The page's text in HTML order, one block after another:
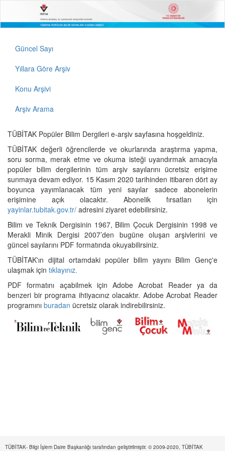
Güncel Sayı
Yıllara Göre Arşiv
Konu Arşivi
Arşiv Arama
TÜBİTAK Popüler Bilim Dergileri e-arşiv sayfasına hoşgeldiniz.
TÜBİTAK değerli öğrencilerde ve okurlarında araştırma yapma,
soru sorma, merak etme ve okuma isteği uyandırmak amacıyla
popüler bilim dergilerinin tüm arşiv sayılarını ücretsiz erişime
sunmaya devam ediyor. 15 Kasım 2020 tarihinden itibaren dört ay
boyunca yayımlanacak tüm yeni sayılar sadece abonelerin
erişimine açık olacaktır. Abonelik fırsatları için
yayinlar.tubitak.gov.tr/ adresini ziyaret edebilirsiniz.
Bilim ve Teknik Dergisinin 1967, Bilim Çocuk Dergisinin 1998 ve
Merakli Minik Dergisi 2007’den bugüne oluşan arşivlerini ve
güncel sayılarını PDF formatında okuyabilirsiniz.
TÜBİTAK'ın dijital ortamdaki popüler bilim yayını Bilim Genç'e
ulaşmak için tıklayınız.
PDF formatını açabilmek için Adobe Acrobat Reader ya da
benzeri bir programa ihtiyacınız olacaktır. Adobe Acrobat Reader
programını buradan ücretsiz olarak indirebilirsiniz.
TÜBİTAK- Bilgi İşlem Daire Başkanlığı tarafından geliştirilmiştir. © 2009-2020, TÜBİTAK